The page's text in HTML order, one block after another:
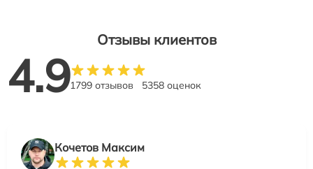
Отзывы клиентов
4.91799 отзывов 5358 оценок
Кочетов Максим